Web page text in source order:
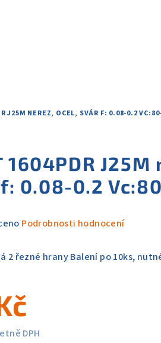
J25M NEREZ, OCEL, SVÁR F: 0.08-0.2
1604PDR
0.08-0.2
Podrobnosti hodnocení
2 řezné hrany Balení po 10ks,
DPH